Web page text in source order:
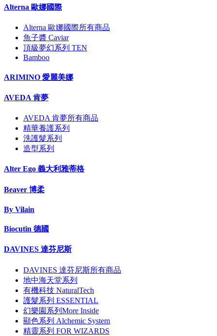
Alterna 歐娜國際
Alterna 歐娜國際所有商品
魚子醬 Caviar
頂級夢幻系列 TEN
Bamboo
ARIMINO 愛麗美娜
AVEDA 肯夢
AVEDA 肯夢所有商品
精華養護系列
洗護髮系列
造型系列
Alter Ego 義大利雅蒂格
Beaver 博柔
By Vilain
Biocutin 德國
DAVINES 達芬尼斯
DAVINES 達芬尼斯所有商品
地中海天堂系列
有機科技 NaturalTech
護髮系列 ESSENTIAL
幻樂園系列More Inside
顯色系列 Alchemic System
精靈系列 FOR WIZARDS